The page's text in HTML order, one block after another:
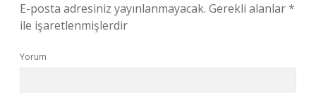
E-posta adresiniz yayınlanmayacak. Gerekli alanlar*
ile işaretlenmişlerdir
Yorum